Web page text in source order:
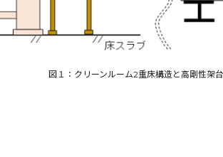
図１：クリーンルーム2重床構造と高剛性架